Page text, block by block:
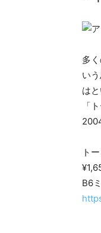
多
い
は
「
ト
B6